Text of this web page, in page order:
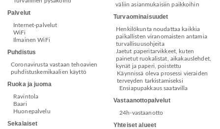
Palvelut
Internet-palvelut
WiFi
Ilmainen WiFi
Puhdistus
Coronavirusta vastaan tehoavien
puhdistuskemikaalien käyttö
Ruoka ja juoma
Ravintola
Baari
Huonepalvelu
Sekalaiset
väliin asianmukaisiin paikkoihin
Turvaominaisuudet
Henkilökunta noudattaa kaikkia
paikallisten viranomaisten antamia
turvallisuusohjeita
Jaetut paperitarvikkeet, kuten
painetut ruokalistat, aikakauslehdet,
kynät ja paperi, poistettu
Käynnissä oleva prosessi vieraiden
terveyden tarkistamiseksi
Ensiapupakkaus saatavilla
Vastaanottopalvelut
24h-vastaanotto
Yhteiset alueet